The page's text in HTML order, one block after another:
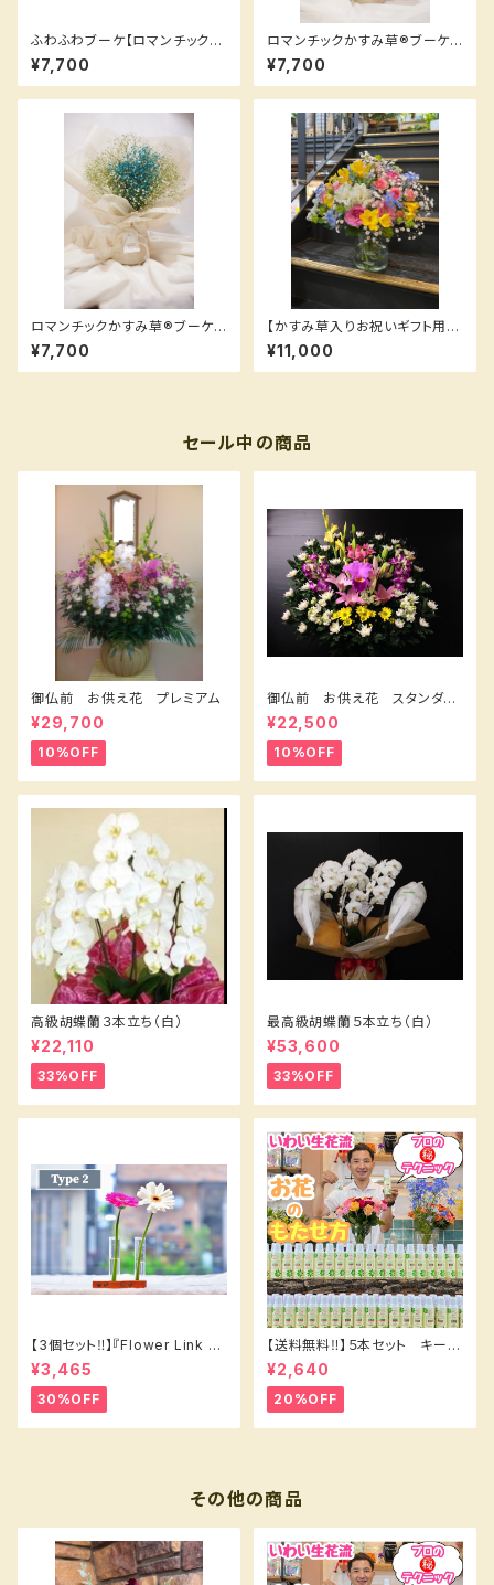
ふわふわブーケ【ロマンチックか
すみ草®︎が7色入ったブーケ】
¥7,700
ロマンチックかすみ草®︎ブーケ
（ピンク）
¥7,700
ロマンチックかすみ草®︎ブーケ
（ブルー）
¥7,700
【かすみ草入りお祝いギフト用花
束】
¥11,000
セール中の商品
御仏前 お供え花 プレミアム
¥29,700
10%OFF
御仏前 お供え花 スタンダー
ドＡ
¥22,500
10%OFF
高級胡蝶蘭３本立ち（白）
¥22,110
33%OFF
最高級胡蝶蘭５本立ち（白）
¥53,600
33%OFF
【3個セット‼️】『Flower Link B
eakers 』2輪挿し〜タイプ❷
¥3,465
30%OFF
【送料無料‼️】５本セット キープ
フラワー200㎖⭐️
¥2,640
20%OFF
その他の商品